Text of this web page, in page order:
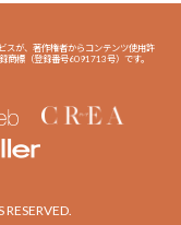
スが、著作権者からコンテンツ使用許
商標（登録番号6091713号）です。